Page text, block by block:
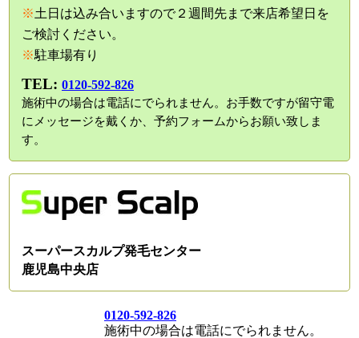
※土日は込み合いますので２週間先まで来店希望日を
ご検討ください。
※駐車場有り
TEL: 0120-592-826
施術中の場合は電話にでられません。お手数ですが留守電
にメッセージを戴くか、予約フォームからお願い致しま
す。
スーパースカルプ発毛センター
鹿児島中央店
0120-592-826
施術中の場合は電話にでられません。